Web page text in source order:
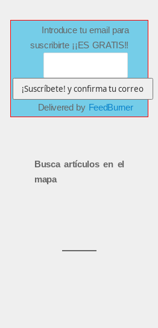
Introduce tu email para
suscribirte ¡¡ES GRATIS!!
Delivered by FeedBurner
Busca artículos en el
mapa